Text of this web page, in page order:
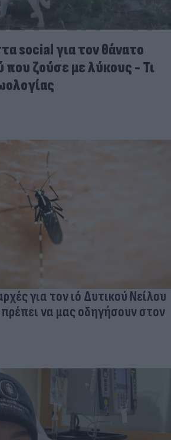
social για τον θάνατο
που ζούσε με λύκους - Τι
για τον ιό Δυτικού Νείλου
να μας οδηγήσουν στον